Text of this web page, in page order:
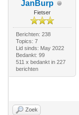
JanBurp
Fietser
Berichten: 238
Topics: 7
Lid sinds: May 2022
Bedankt: 99
511 x bedankt in 227
berichten
Zoek